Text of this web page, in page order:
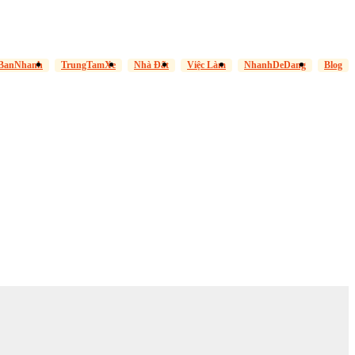
TrungTamXe Nhà Đất Việc Làm NhanhDeDang Blog